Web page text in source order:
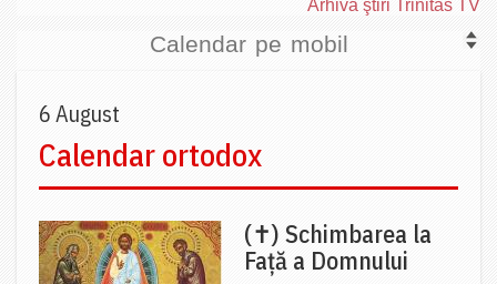
Arhiva ştiri Trinitas TV
Calendar pe mobil
6 August
Calendar ortodox
(✝) Schimbarea la
Față a Domnului